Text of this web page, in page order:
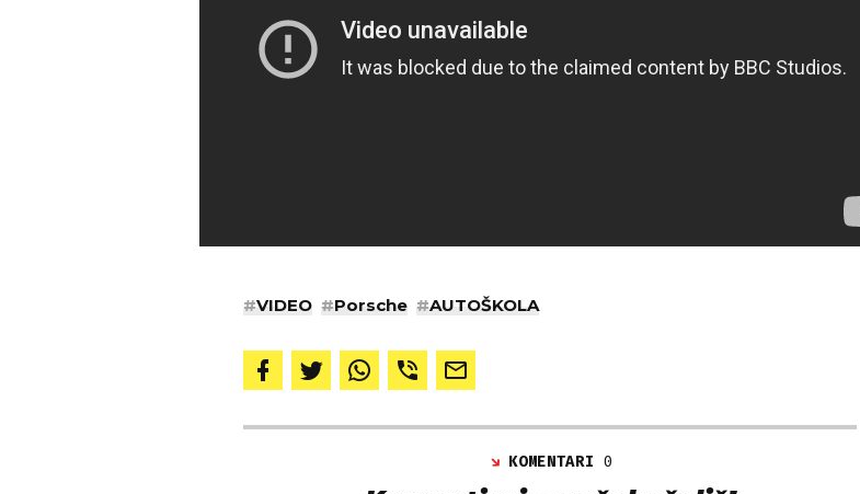
#VIDEO #Porsche #AUTOŠKOLA
KOMENTARI0